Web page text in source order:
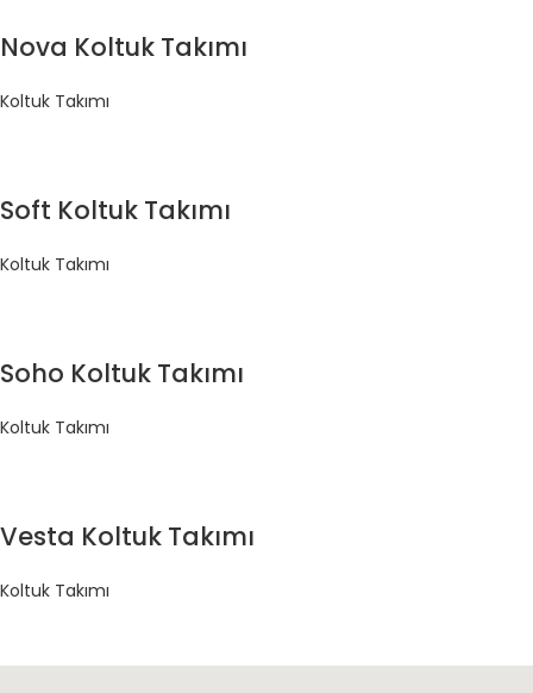
Nova Koltuk Takımı
Koltuk Takımı
Soft Koltuk Takımı
Koltuk Takımı
Soho Koltuk Takımı
Koltuk Takımı
Vesta Koltuk Takımı
Koltuk Takımı